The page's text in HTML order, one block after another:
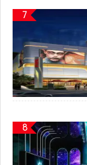
7
8